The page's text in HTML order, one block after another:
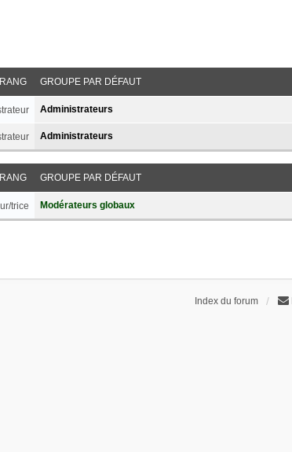
RANG GROUPE PAR DÉFAUT
Administrateurs
Administrateurs
RANG GROUPE PAR DÉFAUT
Modérateurs globaux
Index du forum